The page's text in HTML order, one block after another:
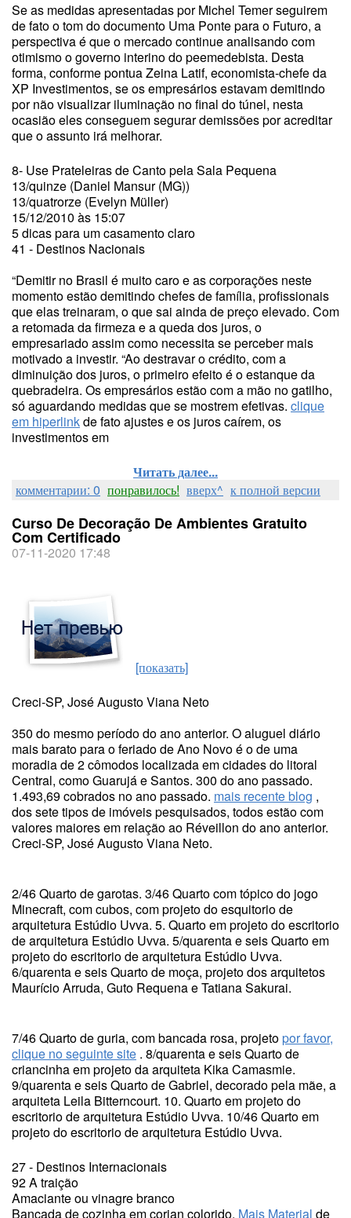
Se as medidas apresentadas por Michel Temer seguirem
de fato o tom do documento Uma Ponte para o Futuro, a
perspectiva é que o mercado continue analisando com
otimismo o governo interino do peemedebista. Desta
forma, conforme pontua Zeina Latif, economista-chefe da
XP Investimentos, se os empresários estavam demitindo
por não visualizar iluminação no final do túnel, nesta
ocasião eles conseguem segurar demissões por acreditar
que o assunto irá melhorar.
8- Use Prateleiras de Canto pela Sala Pequena
13/quinze (Daniel Mansur (MG))
13/quatrorze (Evelyn Müller)
15/12/2010 às 15:07
5 dicas para um casamento claro
41 - Destinos Nacionais
“Demitir no Brasil é muito caro e as corporações neste
momento estão demitindo chefes de família, profissionais
que elas treinaram, o que sai ainda de preço elevado. Com
a retomada da firmeza e a queda dos juros, o
empresariado assim como necessita se perceber mais
motivado a investir. “Ao destravar o crédito, com a
diminuição dos juros, o primeiro efeito é o estanque da
quebradeira. Os empresários estão com a mão no gatilho,
só aguardando medidas que se mostrem efetivas. clique
em hiperlinkde fato ajustes e os juros caírem, os
investimentos em
Читать далее...
комментарии: 0 понравилось! вверх^ к полной версии
Curso De Decoração De Ambientes Gratuito
Com Certificado
07-11-2020 17:48
[показать]
Creci-SP, José Augusto Viana Neto
350 do mesmo período do ano anterior. O aluguel diário
mais barato para o feriado de Ano Novo é o de uma
moradia de 2 cômodos localizada em cidades do litoral
Central, como Guarujá e Santos. 300 do ano passado.
1.493,69 cobrados no ano passado. mais recente blog ,
dos sete tipos de imóveis pesquisados, todos estão com
valores maiores em relação ao Réveillon do ano anterior.
Creci-SP, José Augusto Viana Neto.
2/46 Quarto de garotas. 3/46 Quarto com tópico do jogo
Minecraft, com cubos, com projeto do esquitorio de
arquitetura Estúdio Uvva. 5. Quarto em projeto do escritorio
de arquitetura Estúdio Uvva. 5/quarenta e seis Quarto em
projeto do escritorio de arquitetura Estúdio Uvva.
6/quarenta e seis Quarto de moça, projeto dos arquitetos
Maurício Arruda, Guto Requena e Tatiana Sakurai.
7/46 Quarto de guria, com bancada rosa, projetopor favor,
clique no seguinte site . 8/quarenta e seis Quarto de
criancinha em projeto da arquiteta Kika Camasmie.
9/quarenta e seis Quarto de Gabriel, decorado pela mãe, a
arquiteta Leila Bitterncourt. 10. Quarto em projeto do
escritorio de arquitetura Estúdio Uvva. 10/46 Quarto em
projeto do escritorio de arquitetura Estúdio Uvva.
27 - Destinos Internacionais
92 A traição
Amaciante ou vinagre branco
Bancada de cozinha em corian colorido. Mais Material de